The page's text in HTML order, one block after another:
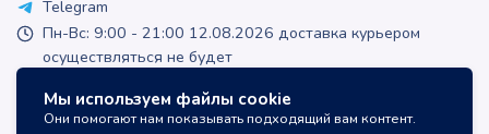
Мы используем файлы cookie
Они помогают нам показывать подходящий вам контент.
Telegram
Пн-Вс: 9:00 - 21:00 12.08.2026 доставка курьером
осуществляться не будет
inlek_apteka